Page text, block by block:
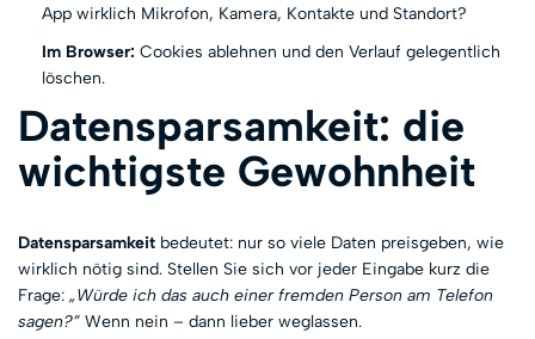
App wirklich Mikrofon, Kamera, Kontakte und Standort?
Im Browser: Cookies ablehnen und den Verlauf gelegentlich
löschen.
Datensparsamkeit: die
wichtigste Gewohnheit
Datensparsamkeit bedeutet: nur so viele Daten preisgeben, wie
wirklich nötig sind. Stellen Sie sich vor jeder Eingabe kurz die
Frage: „Würde ich das auch einer fremden Person am Telefon
sagen?” Wenn nein – dann lieber weglassen.